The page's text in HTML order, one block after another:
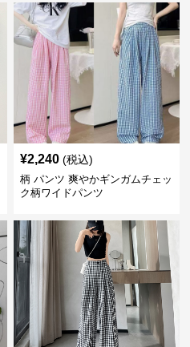
¥2,240 (税込)
柄 パンツ 爽やかギンガムチェッ
ク柄ワイドパンツ